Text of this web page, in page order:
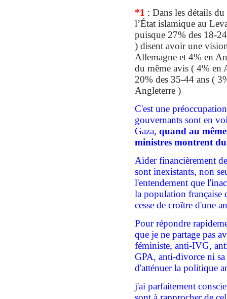
*1 : Dans les détails
l’État islamique au
puisque 27% des 18-
) disent avoir une
Allemagne et 4% en
du même avis ( 4% en
20% des 35-44 ans (
Angleterre )
C'est une
gouvernants sont en
Gaza, quand au
ministres montrent
Aider financièrement
sont inexistants, non
l'entendement que l
la population française
cesse de croître d'une
Pour répondre
que je ne partage pas
féministe, anti-IVG,
GPA, anti-divorce ni
d'atténuer la politique
j'ai parfaitement